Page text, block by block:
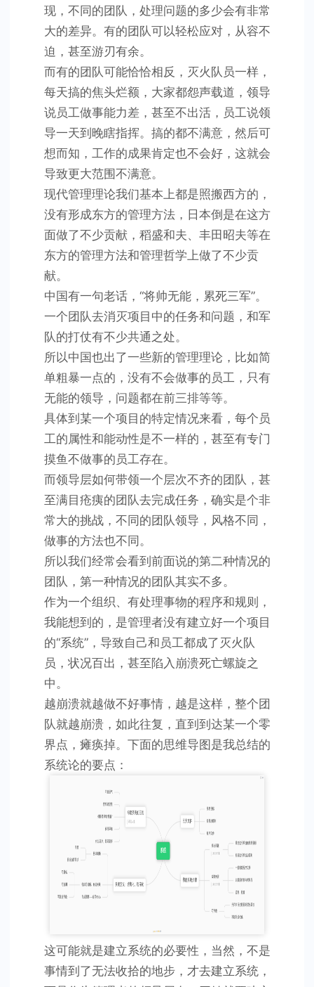
现，不同的团队，处理问题的多少会有非常
大的差异。有的团队可以轻松应对，从容不
迫，甚至游刃有余。
而有的团队可能恰恰相反，灭火队员一样，
每天搞的焦头烂额，大家都怨声载道，领导
说员工做事能力差，甚至不出活，员工说领
导一天到晚瞎指挥。搞的都不满意，然后可
想而知，工作的成果肯定也不会好，这就会
导致更大范围不满意。
现代管理理论我们基本上都是照搬西方的，
没有形成东方的管理方法，日本倒是在这方
面做了不少贡献，稻盛和夫、丰田昭夫等在
东方的管理方法和管理哲学上做了不少贡
献。
中国有一句老话，“将帅无能，累死三军”。
一个团队去消灭项目中的任务和问题，和军
队的打仗有不少共通之处。
所以中国也出了一些新的管理理论，比如简
单粗暴一点的，没有不会做事的员工，只有
无能的领导，问题都在前三排等等。
具体到某一个项目的特定情况来看，每个员
工的属性和能动性是不一样的，甚至有专门
摸鱼不做事的员工存在。
而领导层如何带领一个层次不齐的团队，甚
至满目疮痍的团队去完成任务，确实是个非
常大的挑战，不同的团队领导，风格不同，
做事的方法也不同。
所以我们经常会看到前面说的第二种情况的
团队，第一种情况的团队其实不多。
作为一个组织、有处理事物的程序和规则，
我能想到的，是管理者没有建立好一个项目
的“系统”，导致自己和员工都成了灭火队
员，状况百出，甚至陷入崩溃死亡螺旋之
中。
越崩溃就越做不好事情，越是这样，整个团
队就越崩溃，如此往复，直到到达某一个零
界点，瘫痪掉。下面的思维导图是我总结的
系统论的要点：
这可能就是建立系统的必要性，当然，不是
事情到了无法收拾的地步，才去建立系统，